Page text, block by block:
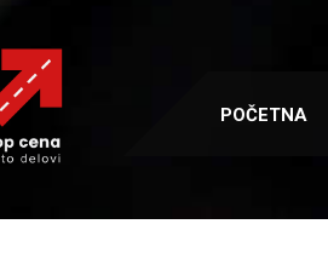
POČETNA